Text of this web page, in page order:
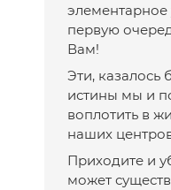
элементарное
первую
Вам!
Эти, казалось
истины мы и
воплотить в
наших
Приходите и
может